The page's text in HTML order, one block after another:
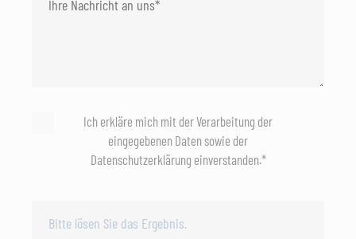
Ich erkläre mich mit der Verarbeitung der
eingegebenen Daten sowie der
Datenschutzerklärung einverstanden.*